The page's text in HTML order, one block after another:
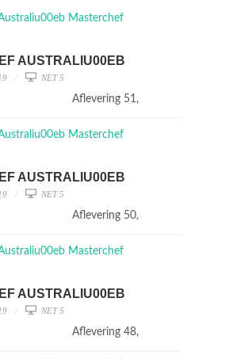
AUSTRALIU00EB
NET 5
Aflevering 51,
AUSTRALIU00EB
NET 5
Aflevering 50,
AUSTRALIU00EB
NET 5
Aflevering 48,